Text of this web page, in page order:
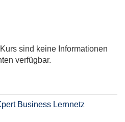
sind keine Informationen
verfügbar.
Business Lernnetz